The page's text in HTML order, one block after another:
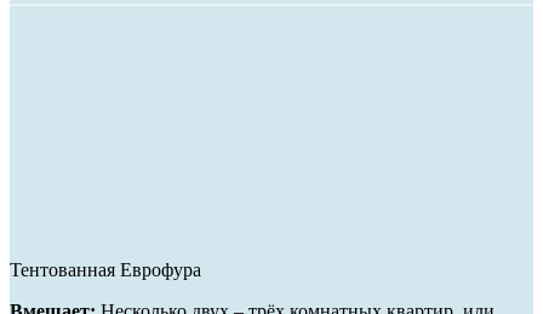
Тентованная Еврофура